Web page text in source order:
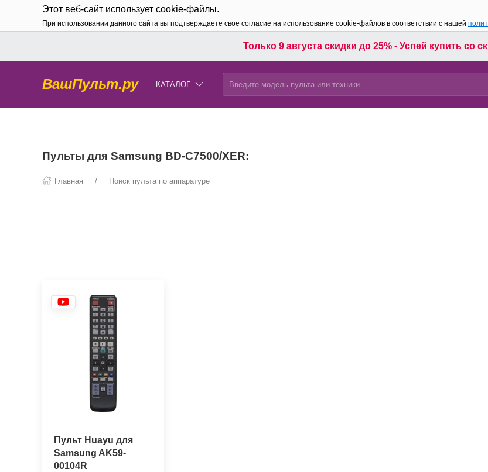
Этот веб-сайт использует cookie-файлы.
При использовании данного сайта вы подтверждаете свое согласие на использование cookie-файлов в соответствии с нашей
Только 9 августа скидки до 25% - Успей купить со
ВашПульт.ру КАТАЛОГ
Пульты для Samsung BD-C7500/XER:
Главная Поиск пульта по аппаратуре
Пульт Huayu для
Samsung AK59-
00104R